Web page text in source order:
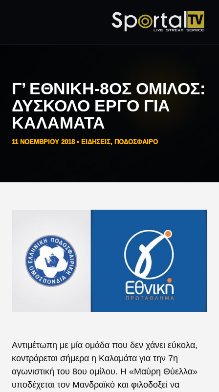
Γ’ ΕΘΝΙΚΉ-8ΟΣ ΌΜΙΛΟΣ:
ΔΎΣΚΟΛΟ ΈΡΓΟ ΓΙΑ
ΚΑΛΑΜΆΤΑ
11 ΝΟΕΜΒΡΊΟΥ 2018 • ΕΙΔΗΣΕΙΣ, ΠΟΔΟΣΦΑΙΡΟ
Αντιμέτωπη με μία ομάδα που δεν χάνει εύκολα,
κοντράρεται σήμερα η Καλαμάτα για την 7η
αγωνιστική του 8ου ομίλου. Η «Μαύρη Θύελλα»
υποδέχεται τον Μανδραϊκό και φιλοδοξεί να